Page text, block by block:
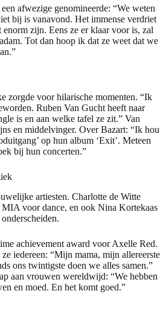
afwezige genomineerde: “We weten
bij is vanavond. Het immense verdriet
zijn. Eens ze er klaar voor is, zal
Tot dan hoop ik dat ze weet dat we
zorgde voor hilarische momenten. “Ik
Ruben Van Gucht heeft naar
is en aan welke tafel ze zit.” Van
en middelvinger. Over Bazart: “Ik hou
op hun album ‘Exit’. Meteen
bij hun concerten.”
artiesten. Charlotte de Witte
voor dance, en ook Nina Kortekaas
achievement award voor Axelle Red.
iedereen: “Mijn mama, mijn allereerste
ons twintigste doen we alles samen.”
aan vrouwen wereldwijd: “We hebben
en moed. En het komt goed.”